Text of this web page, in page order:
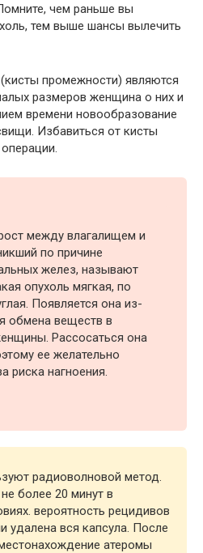
чем раньше вы
тем выше шансы вылечить
промежности) являются
размеров женщина о них и
времени новообразование
Избавиться от кисты
между влагалищем и
по причине
желез, называют
опухоль мягкая, по
Появляется она из-
обмена веществ в
Рассосаться она
ее желательно
риска нагноения.
радиоволновой метод.
более 20 минут в
вероятность рецидивов
удалена вся капсула. После
атеромы